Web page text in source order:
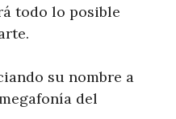
todo lo posible
su nombre a
del